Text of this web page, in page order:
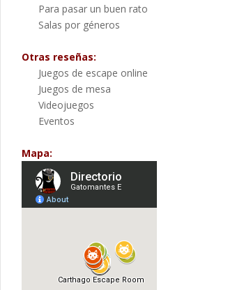
Para pasar un buen rato
Salas por géneros
Otras reseñas:
Juegos de escape online
Juegos de mesa
Videojuegos
Eventos
Mapa: